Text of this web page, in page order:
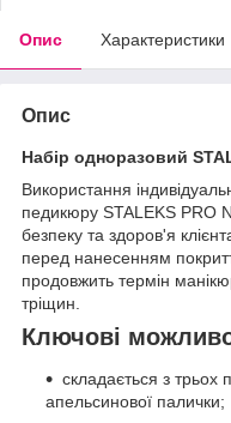
Опис Характеристики
Опис
Набір одноразовий
Використання
педикюру STALEKS PRO
безпеку та здоров'я
перед нанесенням
продовжить термін
тріщин.
Ключові
складається з трьох
апельсинової палички;